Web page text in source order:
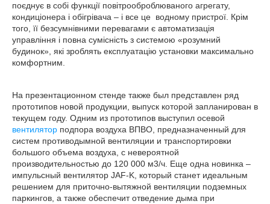
поєднує в собі функції повітрооброблюваного агрегату,
кондиціонера і обігрівача – і все це водному пристрої. Крім
того, її безсумнівними перевагами є автоматизація
управління і повна сумісність з системою «розумний
будинок», які зроблять експлуатацію установки максимально
комфортним.
На презентационном стенде также был представлен ряд
прототипов новой продукции, выпуск которой запланирован в
текущем году. Одним из прототипов выступил осевой
вентилятор подпора воздуха ВПВО, предназначенный для
систем противодымной вентиляции и транспортировки
большого объема воздуха, с невероятной
производительностью до 120 000 м3/ч. Еще одна новинка –
импульсный вентилятор JAF-K, который станет идеальным
решением для приточно-вытяжной вентиляции подземных
паркингов, а также обеспечит отведение дыма при